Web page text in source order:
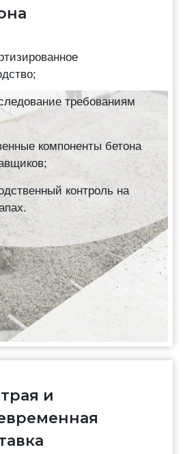
требованиям
компоненты бетона
контроль на
и